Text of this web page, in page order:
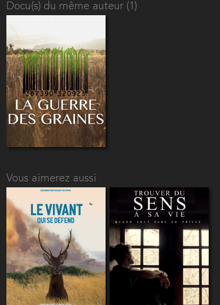
Docu(s) du même auteur (1)
Vous aimerez aussi